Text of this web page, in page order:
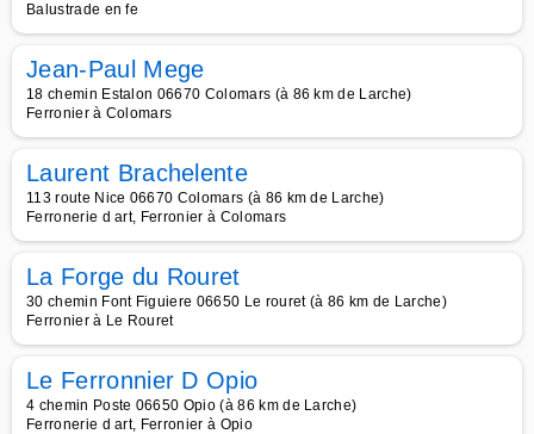
Balustrade en fe
Jean-Paul Mege
18 chemin Estalon 06670 Colomars (à 86 km de Larche)
Ferronier à Colomars
Laurent Brachelente
113 route Nice 06670 Colomars (à 86 km de Larche)
Ferronerie d art, Ferronier à Colomars
La Forge du Rouret
30 chemin Font Figuiere 06650 Le rouret (à 86 km de Larche)
Ferronier à Le Rouret
Le Ferronnier D Opio
4 chemin Poste 06650 Opio (à 86 km de Larche)
Ferronerie d art, Ferronier à Opio